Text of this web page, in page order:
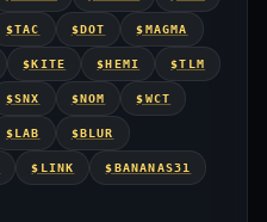
$TAC $DOT $MAGMA
$KITE $HEMI $TLM
$SNX $NOM $WCT
$LAB $BLUR
$LINK $BANANAS31